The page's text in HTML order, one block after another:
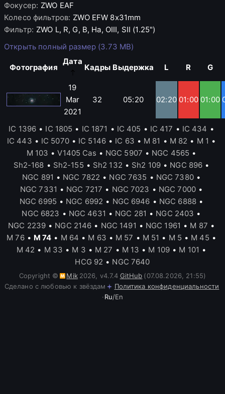
Фокусер: ZWO EAF
Колесо фильтров: ZWO EFW 8x31mm
Фильтр: ZWO L, R, G, B, Ha, OIII, SII (1.25")
Открыть полный размер (3.73 MB)
Фотография
Дата
Кадры Выдержка L R G
19
Mar
2021
32 05:20 02:20 01:00 01:00
IC 1396 • IC 1805 • IC 1871 • IC 405 • IC 417 • IC 434 •
IC 443 • IC 5070 • IC 5146 • IC 63 • M 81 • M 82 • M 1 •
M 103 • V1405 Cas • NGC 5907 • NGC 4565 •
Sh2-168 • Sh2-155 • Sh2 132 • Sh2 109 • NGC 896 •
NGC 891 • NGC 7822 • NGC 7635 • NGC 7380 •
NGC 7331 • NGC 7217 • NGC 7023 • NGC 7000 •
NGC 6995 • NGC 6992 • NGC 6946 • NGC 6888 •
NGC 6823 • NGC 4631 • NGC 281 • NGC 2403 •
NGC 2239 • NGC 2146 • NGC 1491 • NGC 1961 • M 87 •
M 76 • M 74 • M 64 • M 63 • M 57 • M 51 • M 5 • M 45 •
M 42 • M 33 • M 3 • M 27 • M 13 • M 109 • M 101 •
HCG 92 • NGC 7640
Copyright © Mik 2026 v4.7.4 GitHub (07.08.2026, 21:55)
Сделано с любовью к звёздам
Политика конфиденциальности
·Ru/En